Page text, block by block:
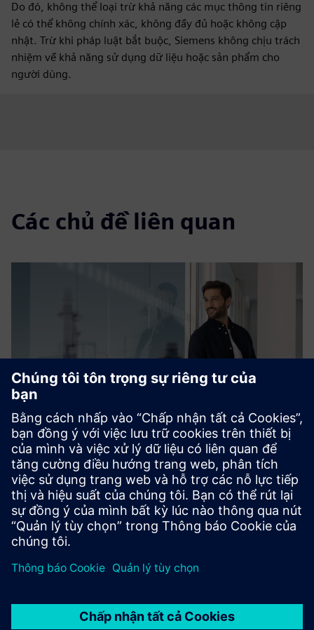
Do đó, không thể loại trừ khả năng các mục thông tin riêng
lẻ có thể không chính xác, không đầy đủ hoặc không cập
nhật. Trừ khi pháp luật bắt buộc, Siemens không chịu trách
nhiệm về khả năng sử dụng dữ liệu hoặc sản phẩm cho
người dùng.
Các chủ đề liên quan
SIMATIC PCS neo
Hệ thống kiểm soát quy trình dựa trên web với quản lý dữ
liệu hướng đối tượng.
Khám phá SIMATIC PCS neo